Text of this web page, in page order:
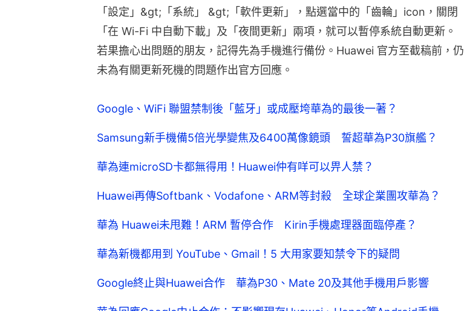
「設定」&gt;「系統」 &gt;「軟件更新」，點選當中的「齒輪」icon，關閉
「在 Wi-Fi 中自動下載」及「夜間更新」兩項，就可以暫停系統自動更新。
若果擔心出問題的朋友，記得先為手機進行備份。Huawei 官方至截稿前，仍
未為有關更新死機的問題作出官方回應。
Google、WiFi 聯盟禁制後「藍牙」或成壓垮華為的最後一著？
Samsung新手機備5倍光學變焦及6400萬像鏡頭 誓超華為P30旗艦？
華為連microSD卡都無得用！Huawei仲有咩可以畀人禁？
Huawei再傳Softbank、Vodafone、ARM等封殺 全球企業團攻華為？
華為 Huawei未甩難！ARM 暫停合作 Kirin手機處理器面臨停產？
華為新機都用到 YouTube、Gmail！5 大用家要知禁令下的疑問
Google終止與Huawei合作 華為P30、Mate 20及其他手機用戶影響